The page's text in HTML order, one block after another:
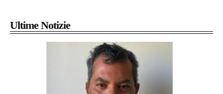
Ultime Notizie